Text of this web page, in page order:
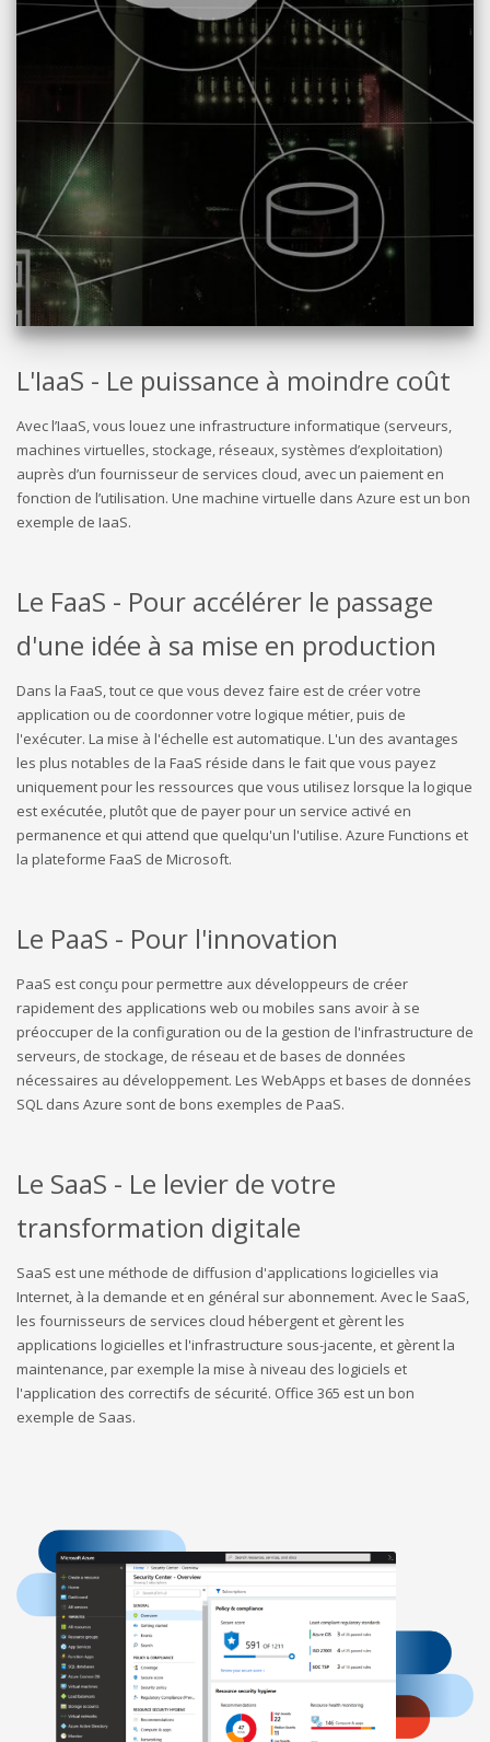
L'IaaS - Le puissance à moindre coût
Avec l’IaaS, vous louez une infrastructure informatique (serveurs,
machines virtuelles, stockage, réseaux, systèmes d’exploitation)
auprès d’un fournisseur de services cloud, avec un paiement en
fonction de l’utilisation. Une machine virtuelle dans Azure est un bon
exemple de IaaS.
Le FaaS - Pour accélérer le passage
d'une idée à sa mise en production
Dans la FaaS, tout ce que vous devez faire est de créer votre
application ou de coordonner votre logique métier, puis de
l'exécuter. La mise à l'échelle est automatique. L'un des avantages
les plus notables de la FaaS réside dans le fait que vous payez
uniquement pour les ressources que vous utilisez lorsque la logique
est exécutée, plutôt que de payer pour un service activé en
permanence et qui attend que quelqu'un l'utilise. Azure Functions et
la plateforme FaaS de Microsoft.
Le PaaS - Pour l'innovation
PaaS est conçu pour permettre aux développeurs de créer
rapidement des applications web ou mobiles sans avoir à se
préoccuper de la configuration ou de la gestion de l'infrastructure de
serveurs, de stockage, de réseau et de bases de données
nécessaires au développement. Les WebApps et bases de données
SQL dans Azure sont de bons exemples de PaaS.
Le SaaS - Le levier de votre
transformation digitale
SaaS est une méthode de diffusion d'applications logicielles via
Internet, à la demande et en général sur abonnement. Avec le SaaS,
les fournisseurs de services cloud hébergent et gèrent les
applications logicielles et l'infrastructure sous-jacente, et gèrent la
maintenance, par exemple la mise à niveau des logiciels et
l'application des correctifs de sécurité. Office 365 est un bon
exemple de Saas.